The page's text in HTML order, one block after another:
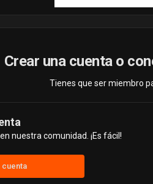
Crear una cuenta o
Tienes que ser miembro
nuestra comunidad. ¡Es fácil!
cuenta